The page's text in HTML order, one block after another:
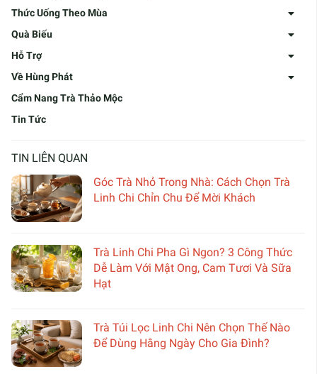
Thức Uống Theo Mùa
Quà Biếu
Hỗ Trợ
Về Hùng Phát
Cẩm Nang Trà Thảo Mộc
Tin Tức
TIN LIÊN QUAN
Góc Trà Nhỏ Trong Nhà: Cách Chọn Trà
Linh Chi Chỉn Chu Để Mời Khách
Trà Linh Chi Pha Gì Ngon? 3 Công Thức
Dễ Làm Với Mật Ong, Cam Tươi Và Sữa
Hạt
Trà Túi Lọc Linh Chi Nên Chọn Thế Nào
Để Dùng Hằng Ngày Cho Gia Đình?